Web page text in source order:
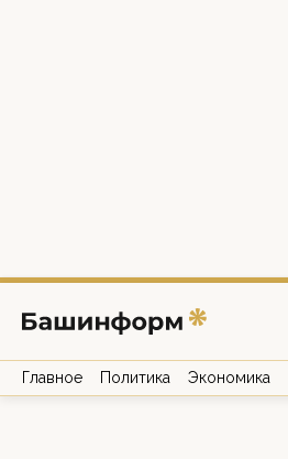
Главное Политика Экономика